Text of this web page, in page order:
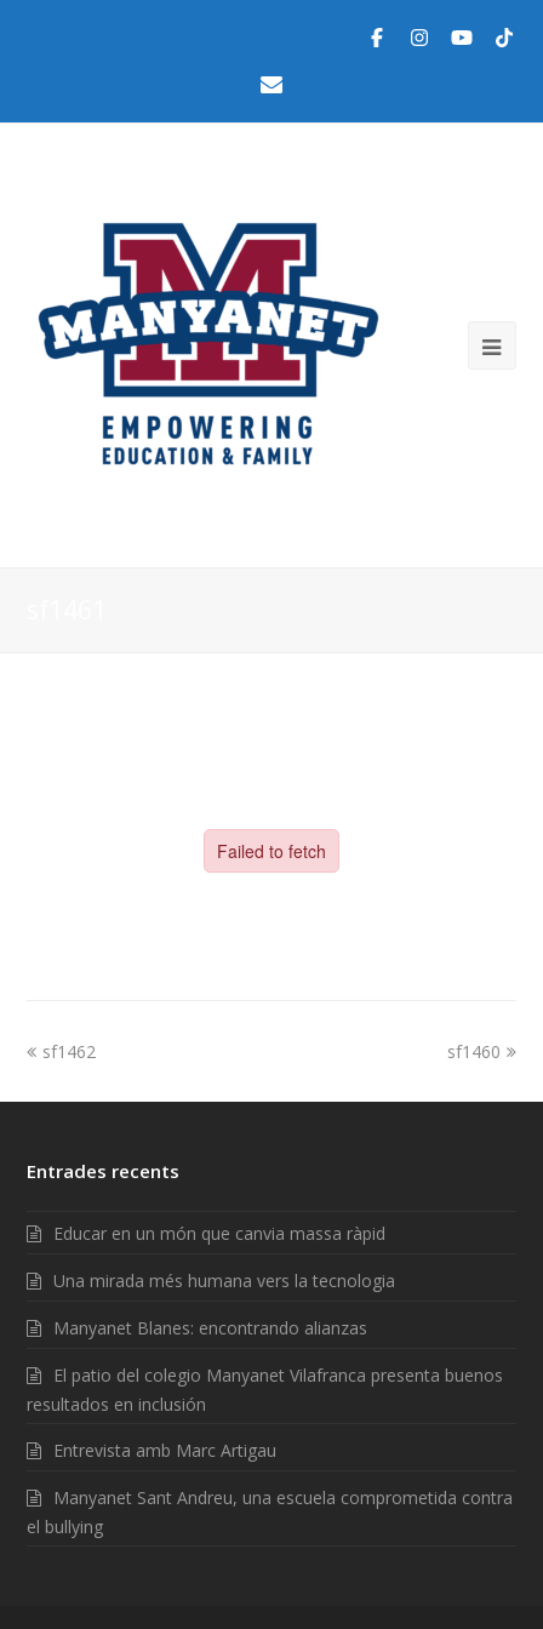
sf1462 sf1460
Entrades recents
Educar en un món que canvia massa ràpid
Una mirada més humana vers la tecnologia
Manyanet Blanes: encontrando alianzas
El patio del colegio Manyanet Vilafranca presenta buenos
resultados en inclusión
Entrevista amb Marc Artigau
Manyanet Sant Andreu, una escuela comprometida contra
el bullying